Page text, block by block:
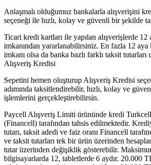
Anlaşmalı olduğumuz bankalarla alışverişini
seçeneği ile hızlı, kolay ve güvenli bir şekilde
Ticari kredi kartları ile yapılan alışverişlerde 12
imkanından yararlanabilirsiniz. En fazla 12 aya
imkanı olsa da banka bazlı farklı taksit
Alışveriş Kredisi
Sepetini hemen oluşturup Alışveriş Kredisi
adımında taksitlendirebilir, hızlı, kolay ve
işlemlerini gerçekleştirebilirsin.
Paycell Alışveriş Limiti ürününde kredi
(Financell) tarafından tahsis edilmektedir.
tutarı, taksit adedi ve faiz oranı Financell
ve taksit tutarları tek bir ürün üzerinden
tutar üzerinden değişiklik gösterebilir.
bilgisayarlarda 12, tabletlerde 6 aydır. 20.000